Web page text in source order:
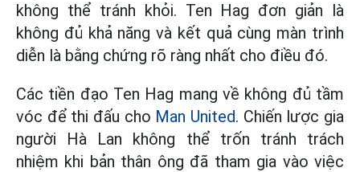
không thể tránh khỏi. Ten Hag đơn giản là
không đủ khả năng và kết quả cùng màn trình
diễn là bằng chứng rõ ràng nhất cho điều đó.
Các tiền đạo Ten Hag mang về không đủ tầm
vóc để thi đấu cho Man United. Chiến lược gia
người Hà Lan không thể trốn tránh trách
nhiệm khi bản thân ông đã tham gia vào việc